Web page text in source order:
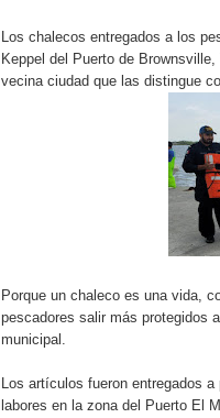
Los chalecos entregados a los
Keppel del Puerto de
vecina ciudad que las distingue
Porque un chaleco es una vida,
pescadores salir más protegidos
municipal.
Los artículos fueron entregados
labores en la zona del Puerto El